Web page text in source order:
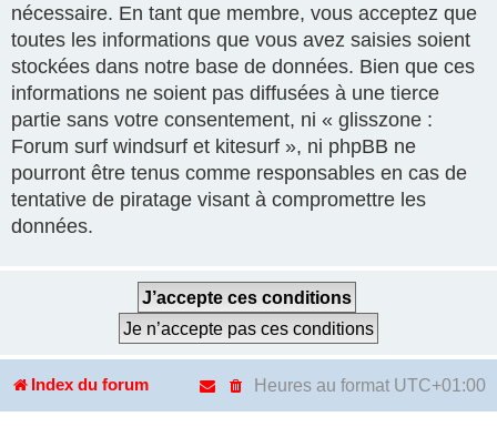
nécessaire. En tant que membre, vous acceptez que
toutes les informations que vous avez saisies soient
stockées dans notre base de données. Bien que ces
informations ne soient pas diffusées à une tierce
partie sans votre consentement, ni « glisszone :
Forum surf windsurf et kitesurf », ni phpBB ne
pourront être tenus comme responsables en cas de
tentative de piratage visant à compromettre les
données.
Index du forum Heures au format UTC+01:00